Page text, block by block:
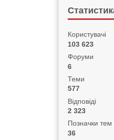
Користувачі
103 623
Форуми
6
Теми
577
Відповіді
2 323
Позначки тем
36